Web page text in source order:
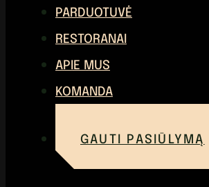
PARDUOTUVĖ
RESTORANAI
APIE MUS
KOMANDA
GAUTI PASIŪLYMĄ